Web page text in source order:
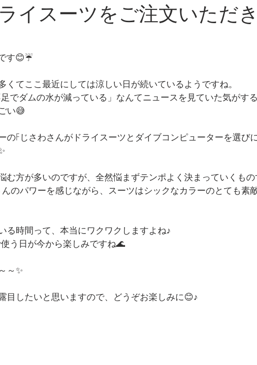
イスーツをご注文いただ
す😊☔
くてここ最近にしては涼しい日が続いているようですね。
い😅
のFじさわさんがドライスーツとダイブコンピューターを選び
む方が多いのですが、全然悩まずテンポよく決まっていくも
のパワーを感じながら、スーツはシックなカラーのとても素
る時間って、本当にワクワクしますよね♪
う日が今から楽しみですね🌊
～✨
目したいと思いますので、どうぞお楽しみに😊♪